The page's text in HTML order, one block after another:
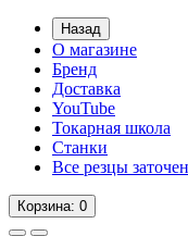
Назад
О магазине
Бренд
Доставка
YouTube
Токарная школа
Станки
Все резцы
Корзина: 0